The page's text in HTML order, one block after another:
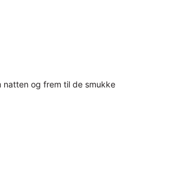
natten og frem til de smukke